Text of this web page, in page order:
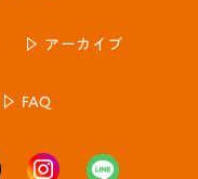
アーカイブ
FAQ